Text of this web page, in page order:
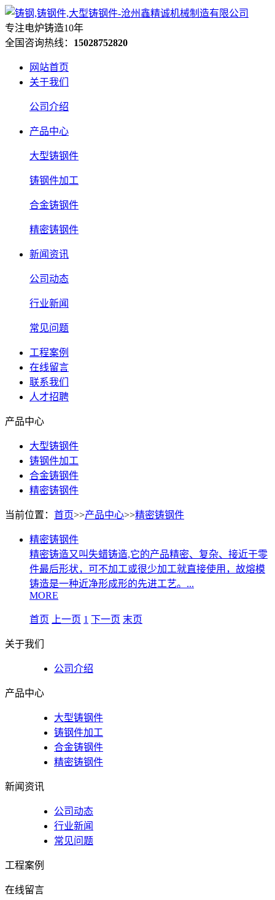
专注电炉铸造10年
全国咨询热线： 15028752820
网站首页
关于我们
公司介绍
产品中心
大型铸钢件
铸钢件加工
合金铸钢件
精密铸钢件
新闻资讯
公司动态
行业新闻
常见问题
工程案例
在线留言
联系我们
人才招聘
产品中心
大型铸钢件
铸钢件加工
合金铸钢件
精密铸钢件
当前位置： 首页>>产品中心>>精密铸钢件
精密铸钢件
精密铸造又叫失蜡铸造,它的产品精密、复杂、接近于零
件最后形状，可不加工或很少加工就直接使用，故熔模
铸造是一种近净形成形的先进工艺。...
MORE
首页 上一页 1 下一页 末页
关于我们
公司介绍
产品中心
大型铸钢件
铸钢件加工
合金铸钢件
精密铸钢件
新闻资讯
公司动态
行业新闻
常见问题
工程案例
在线留言